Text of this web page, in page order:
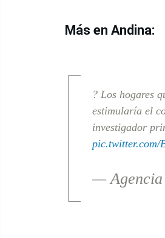
Más en Andina:
? Los hogares
estimularía el
investigador
pic.twitter.com/
— Agencia